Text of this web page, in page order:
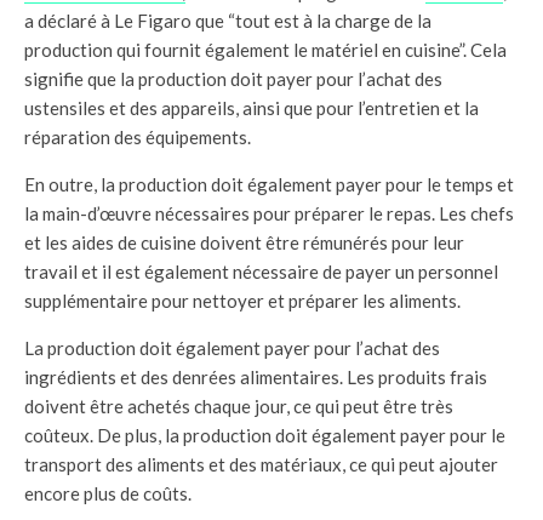
a déclaré à Le Figaro que “tout est à la charge de la
production qui fournit également le matériel en cuisine”. Cela
signifie que la production doit payer pour l’achat des
ustensiles et des appareils, ainsi que pour l’entretien et la
réparation des équipements.
En outre, la production doit également payer pour le temps et
la main-d’œuvre nécessaires pour préparer le repas. Les chefs
et les aides de cuisine doivent être rémunérés pour leur
travail et il est également nécessaire de payer un personnel
supplémentaire pour nettoyer et préparer les aliments.
La production doit également payer pour l’achat des
ingrédients et des denrées alimentaires. Les produits frais
doivent être achetés chaque jour, ce qui peut être très
coûteux. De plus, la production doit également payer pour le
transport des aliments et des matériaux, ce qui peut ajouter
encore plus de coûts.